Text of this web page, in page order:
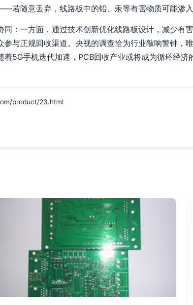
若随意丢弃，线路板中的铅、汞等有害物质可能渗入
：一方面，通过技术创新优化线路板设计，减少有
参与正规回收渠道。央视的调查恰为行业敲响警钟，
5G手机迭代加速，PCB回收产业或将成为循环经
product/23.html